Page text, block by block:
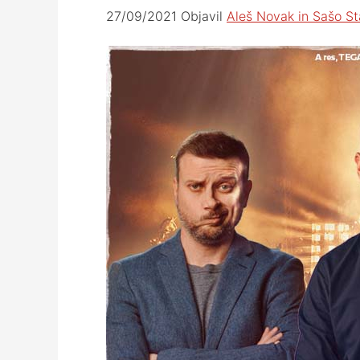
27/09/2021 Objavil Aleš Novak in Sašo